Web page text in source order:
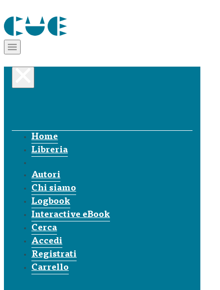
Home
Libreria
Autori
Chi siamo
Logbook
Interactive eBook
Cerca
Accedi
Registrati
Carrello